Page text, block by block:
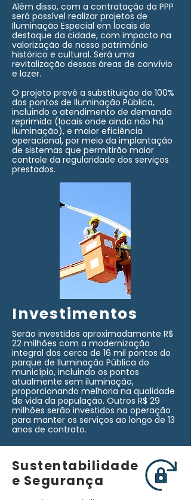
Além disso, com a contratação da PPP
será possível realizar projetos de
Iluminação Especial em locais de
destaque da cidade, com impacto na
valorização de nosso patrimônio
histórico e cultural. Será uma
revitalização dessas áreas de convívio
e lazer.
O projeto prevê a substituição de 100%
dos pontos de Iluminação Pública,
incluindo o atendimento de demanda
reprimida (locais onde ainda não há
iluminação), e maior eficiência
operacional, por meio da implantação
de sistemas que permitirão maior
controle da regularidade dos serviços
prestados.
Investimentos
Serão investidos aproximadamente R$
22 milhões com a modernização
integral dos cerca de 16 mil pontos do
parque de Iluminação Pública do
município, incluindo os pontos
atualmente sem iluminação,
proporcionando melhoria na qualidade
de vida da população. Outros R$ 29
milhões serão investidos na operação
para manter os serviços ao longo de 13
anos de contrato.
Sustentabilidade
e Segurança